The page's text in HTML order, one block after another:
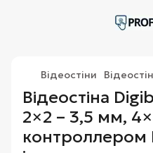
Відеостіни
Відеостіна
2×2 – 3,5 мм,
контроллером